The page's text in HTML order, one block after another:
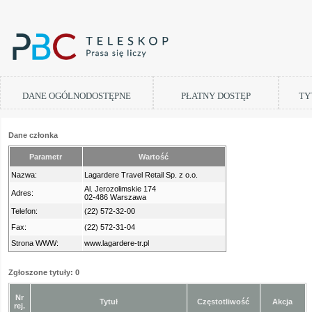
DANE OGÓLNODOSTĘPNE PŁATNY DOSTĘP
Dane członka
Parametr Wartość
Nazwa: Lagardere Travel Retail Sp. z o.o.
Adres:
Al. Jerozolimskie 174
02-486 Warszawa
Telefon:
(22) 572-32-00
Fax:
(22) 572-31-04
Strona WWW:
www.lagardere-tr.pl
Zgłoszone tytuły: 0
Nr
rej.
Tytuł Częstotliwość Akcja